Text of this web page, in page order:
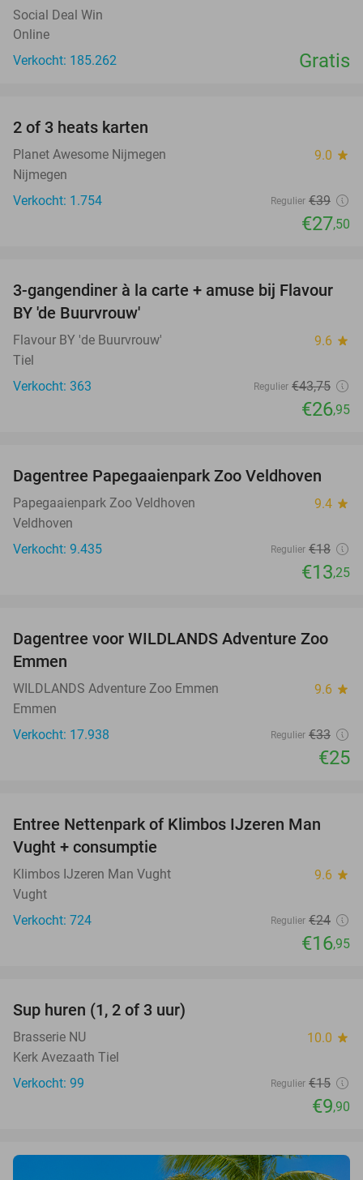
Social Deal Win
Online
Verkocht: 185.262
Gratis
2 of 3 heats karten
Planet Awesome Nijmegen 9.0 star
Nijmegen
Verkocht: 1.754
Regulier €39
€27,50
38%
3-gangendiner à la carte + amuse bij Flavour
BY 'de Buurvrouw'
Flavour BY 'de Buurvrouw' 9.6 star
Tiel
Verkocht: 363
Regulier €43,75
€26,95
26%
Dagentree Papegaaienpark Zoo Veldhoven
Papegaaienpark Zoo Veldhoven 9.4 star
Veldhoven
Verkocht: 9.435
Regulier €18
€13,25
24%
Dagentree voor WILDLANDS Adventure Zoo
Emmen
WILDLANDS Adventure Zoo Emmen 9.6 star
Emmen
Verkocht: 17.938
Regulier €33
€25
29%
Entree Nettenpark of Klimbos IJzeren Man
Vught + consumptie
Klimbos IJzeren Man Vught 9.6 star
Vught
Verkocht: 724
Regulier €24
€16,95
Sup huren (1, 2 of 3 uur)
Brasserie NU 10.0 star
Kerk Avezaath Tiel
Verkocht: 99
Regulier €15
€9,90